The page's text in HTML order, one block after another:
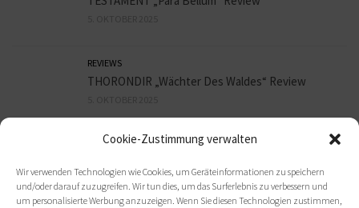
Cookie-Zustimmung verwalten
Wir verwenden Technologien wie Cookies, um Geräteinformationen zu speichern
und/oder darauf zuzugreifen. Wir tun dies, um das Surferlebnis zu verbessern und
um personalisierte Werbung anzuzeigen. Wenn Sie diesen Technologien zustimmen,
REVIEWS
THORONDIR „Wächter Des Waldes“ Review
REVIEWS
3. OKTOBER 2025